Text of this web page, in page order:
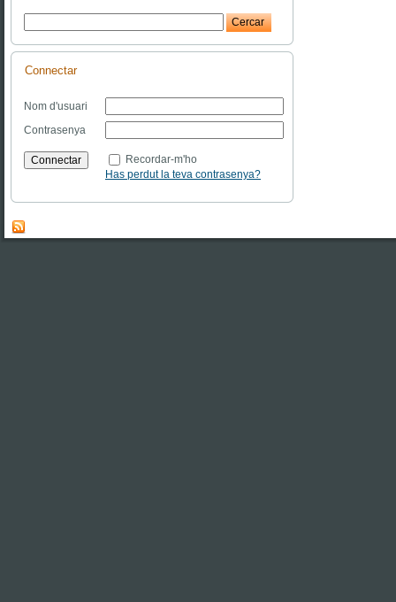
Connectar
Nom d'usuari
Contrasenya
Recordar-m'ho
Has perdut la teva contrasenya?